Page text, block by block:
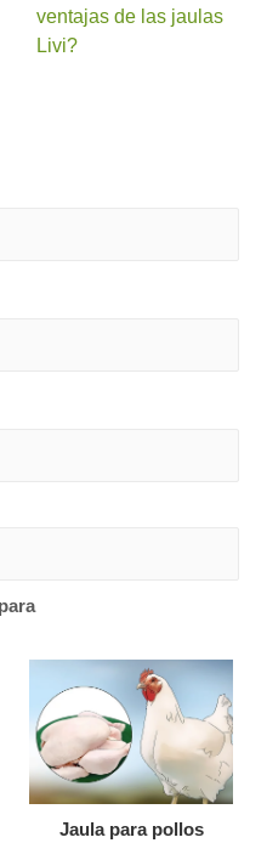
ventajas de las jaulas
Livi?
Jaula para pollos